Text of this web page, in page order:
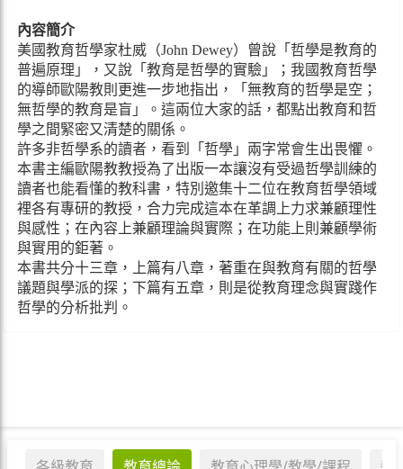
內容簡介
美國教育哲學家杜威（John Dewey）曾說「哲學是教育的
普遍原理」，又說「教育是哲學的實驗」；我國教育哲學
的導師歐陽教則更進一步地指出，「無教育的哲學是空；
無哲學的教育是盲」。這兩位大家的話，都點出教育和哲
學之間緊密又清楚的關係。
許多非哲學系的讀者，看到「哲學」兩字常會生出畏懼。
本書主編歐陽教教授為了出版一本讓沒有受過哲學訓練的
讀者也能看懂的教科書，特別邀集十二位在教育哲學領域
裡各有專研的教授，合力完成這本在革調上力求兼顧理性
與感性；在內容上兼顧理論與實際；在功能上則兼顧學術
與實用的鉅著。
本書共分十三章，上篇有八章，著重在與教育有關的哲學
議題與學派的探；下篇有五章，則是從教育理念與實踐作
哲學的分析批判。